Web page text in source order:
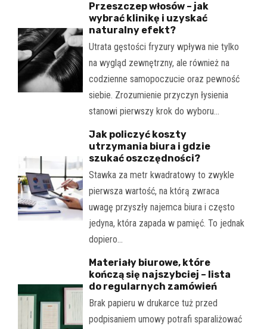
Przeszczep włosów – jak
wybrać klinikę i uzyskać
naturalny efekt?
Utrata gęstości fryzury wpływa nie tylko
na wygląd zewnętrzny, ale również na
codzienne samopoczucie oraz pewność
siebie. Zrozumienie przyczyn łysienia
stanowi pierwszy krok do wyboru…
Jak policzyć koszty
utrzymania biura i gdzie
szukać oszczędności?
Stawka za metr kwadratowy to zwykle
pierwsza wartość, na którą zwraca
uwagę przyszły najemca biura i często
jedyna, która zapada w pamięć. To jednak
dopiero…
Materiały biurowe, które
kończą się najszybciej – lista
do regularnych zamówień
Brak papieru w drukarce tuż przed
podpisaniem umowy potrafi sparaliżować